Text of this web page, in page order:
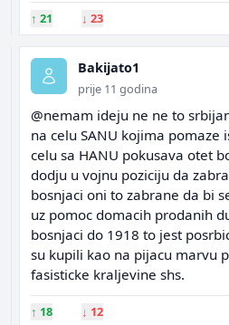
↑ 21 ↓ 23
Bakijato1
prije 11 godina
@nemam ideju ne ne to
na celu SANU kojima pomaze
celu sa HANU pokusava otet
dodju u vojnu poziciju da
bosnjaci oni to zabrane da bi
uz pomoc domacih prodanih
bosnjaci do 1918 to jest
su kupili kao na pijacu marvu
fasisticke kraljevine shs.
↑ 18 ↓ 12